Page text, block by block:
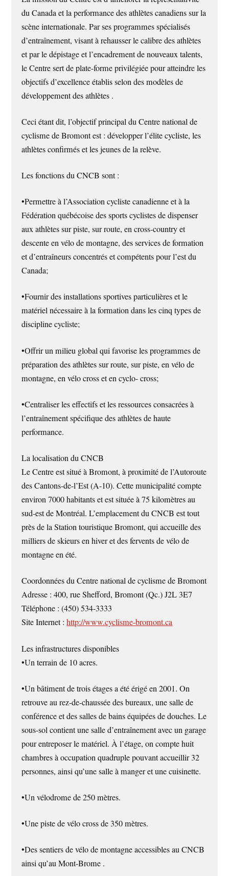
du Canada et la performance des athlètes canadiens sur la
scène internationale. Par ses programmes spécialisés
d’entraînement, visant à rehausser le calibre des athlètes
et par le dépistage et l’encadrement de nouveaux talents,
le Centre sert de plate-forme privilégiée pour atteindre les
objectifs d’excellence établis selon des modèles de
développement des athlètes .
Ceci étant dit, l’objectif principal du Centre national de
cyclisme de Bromont est : développer l’élite cycliste, les
athlètes confirmés et les jeunes de la relève.
Les fonctions du CNCB sont :
•Permettre à l’Association cycliste canadienne et à la
Fédération québécoise des sports cyclistes de dispenser
aux athlètes sur piste, sur route, en cross-country et
descente en vélo de montagne, des services de formation
et d’entraîneurs concentrés et compétents pour l’est du
Canada;
•Fournir des installations sportives particulières et le
matériel nécessaire à la formation dans les cinq types de
discipline cycliste;
•Offrir un milieu global qui favorise les programmes de
préparation des athlètes sur route, sur piste, en vélo de
montagne, en vélo cross et en cyclo- cross;
•Centraliser les effectifs et les ressources consacrées à
l’entraînement spécifique des athlètes de haute
performance.
La localisation du CNCB
Le Centre est situé à Bromont, à proximité de l’Autoroute
des Cantons-de-l’Est (A-10). Cette municipalité compte
environ 7000 habitants et est située à 75 kilomètres au
sud-est de Montréal. L’emplacement du CNCB est tout
près de la Station touristique Bromont, qui accueille des
milliers de skieurs en hiver et des fervents de vélo de
montagne en été.
Coordonnées du Centre national de cyclisme de Bromont
Adresse : 400, rue Shefford, Bromont (Qc.) J2L 3E7
Téléphone : (450) 534-3333
Site Internet :http://www.cyclisme-bromont.ca
Les infrastructures disponibles
•Un terrain de 10 acres.
•Un bâtiment de trois étages a été érigé en 2001. On
retrouve au rez-de-chaussée des bureaux, une salle de
conférence et des salles de bains équipées de douches. Le
sous-sol contient une salle d’entraînement avec un garage
pour entreposer le matériel. À l’étage, on compte huit
chambres à occupation quadruple pouvant accueillir 32
personnes, ainsi qu’une salle à manger et une cuisinette.
•Un vélodrome de 250 mètres.
•Une piste de vélo cross de 350 mètres.
•Des sentiers de vélo de montagne accessibles au CNCB
ainsi qu’au Mont-Brome .